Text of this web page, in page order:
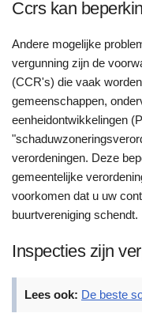
Ccrs kan
Andere mogelijke
vergunning zijn de
(CCR's) die vaak
gemeenschappen,
eenheidontwikkelingen
verordeningen. Deze
gemeentelijke
voorkomen dat u uw
buurtvereniging schendt.
Inspecties zijn
Lees ook: De beste